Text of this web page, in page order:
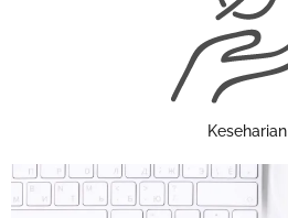
Keseharian